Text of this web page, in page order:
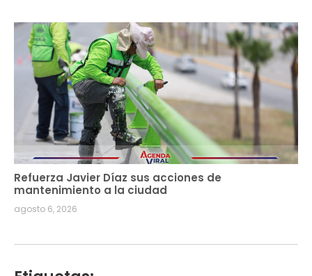
Refuerza Javier Díaz sus acciones de
mantenimiento a la ciudad
agosto 6, 2026